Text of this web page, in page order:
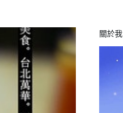
關於我